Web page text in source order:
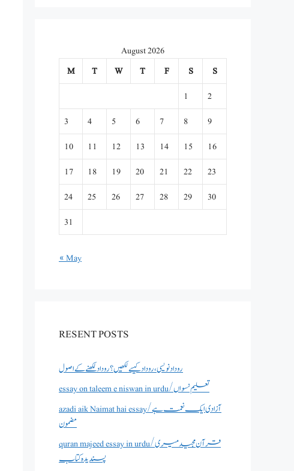
August 2026
M
T W T F S
S
1
2
3
4 5 6 7 8
9
10
11 12 13 14 15
16
17
18 19 20 21 22
23
24
25 26 27 28 29
30
31
« May
RESENT POSTS
روداد نویسی ،روداد کیسے لکھیں؟ روداد لکھنے کے اصول
essay on taleem e niswan in urdu/تعلیم نسواں
azadi aik Naimat hai essay/آزادی ایک نعمت ہے
مضمون
quran majeed essay in urdu/قرآن مجید میری
پسندیدہ کتاب